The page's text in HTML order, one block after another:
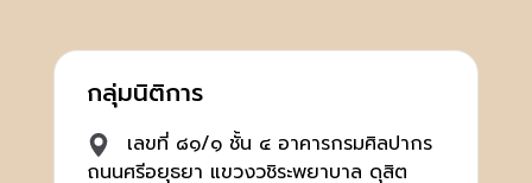
กลุ่มนิติการ
เลขที่ ๘๑/๑ ชั้น ๔ อาคารกรมศิลปากร
ถนนศรีอยุธยา แขวงวชิระพยาบาล ดุสิต